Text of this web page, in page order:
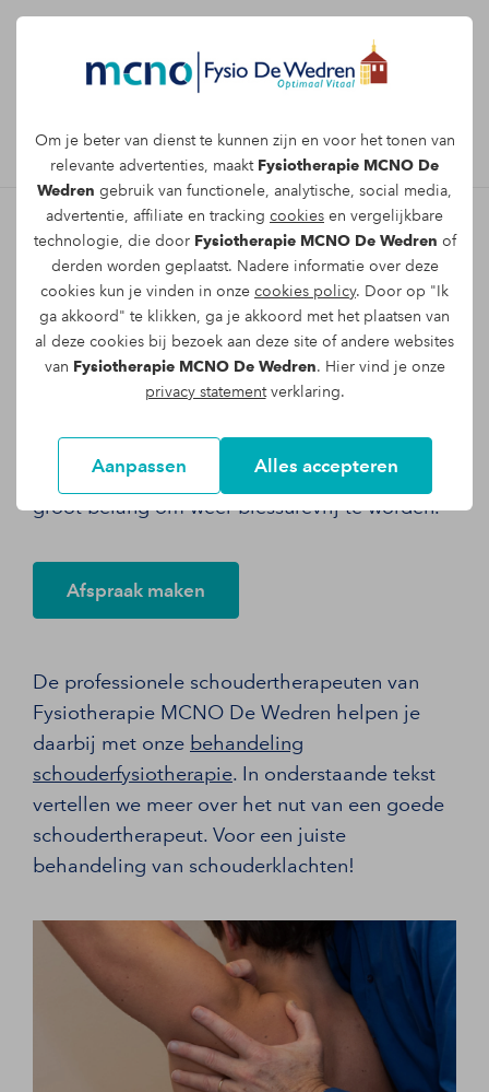
Om je beter van dienst te kunnen zijn en voor het tonen van
relevante advertenties, maakt Fysiotherapie MCNO De
Wedren gebruik van functionele, analytische, social media,
advertentie, affiliate en tracking cookies en vergelijkbare
technologie, die door Fysiotherapie MCNO De Wedren of
derden worden geplaatst. Nadere informatie over deze
cookies kun je vinden in onze cookies policy. Door op "Ik
ga akkoord" te klikken, ga je akkoord met het plaatsen van
al deze cookies bij bezoek aan deze site of andere websites
van Fysiotherapie MCNO De Wedren. Hier vind je onze
privacy statementverklaring.
Aanpassen Alles accepteren
Afspraak maken
Schouderpijn behandelen in
Nijmegen
Schouderpijn kan een ernstige belemmering
vormen voor je dagelijkse bezigheden en
overbelasting, letsel of andere oorzaken.
Goede behandeling van de schouder is van
groot belang om weer blessurevrij te worden.
Afspraak maken
De professionele schoudertherapeuten van
Fysiotherapie MCNO De Wedren helpen je
daarbij met onze behandeling
schouderfysiotherapie. In onderstaande tekst
vertellen we meer over het nut van een goede
schoudertherapeut. Voor een juiste
behandeling van schouderklachten!